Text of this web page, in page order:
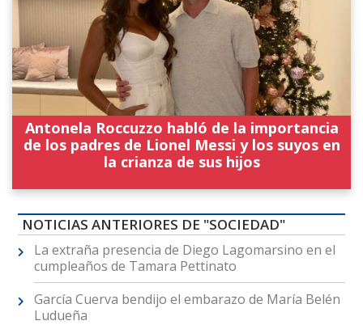
Antonela Roccuzzo habló de la importancia
de los padres de Lionel Messi y los suyos en
la crianza de sus hijos
NOTICIAS ANTERIORES DE "SOCIEDAD"
La extraña presencia de Diego Lagomarsino en el
cumpleaños de Tamara Pettinato
García Cuerva bendijo el embarazo de María Belén
Ludueña